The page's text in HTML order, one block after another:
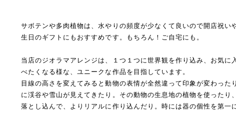
サボテンや多肉植物は、水やりの頻度が少なくて良いので開店祝い
生日のギフトにもおすすめです。もちろん！ご自宅にも。
当店のジオラマアレンジは、１つ１つに世界観を作り込み、お気に
べたくなる様な、ユニークな作品を目指しています。
目線の高さを変えてみると動物の表情が全然違って印象が変わった
に渓谷や雪山が見えてきたり。その動物の生息地の植物を使ったり
落とし込んで、よりリアルに作り込んだり。時には器の個性を第一